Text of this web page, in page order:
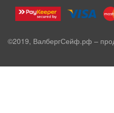
©2019, ВалбергСейф.рф –